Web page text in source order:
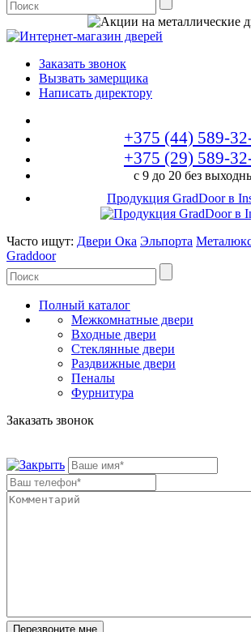
Заказать звонок
Вызвать замерщика
Написать директору
+375 (44) 589-
+375 (29) 589-
с 9 до 20 без
Продукция GradDoor в
Часто ищут: Двери Ока Эльпорта
Graddoor
Полный каталог
Межкомнатные двери
Входные двери
Стеклянные двери
Раздвижные двери
Пеналы
Фурнитура
Заказать звонок